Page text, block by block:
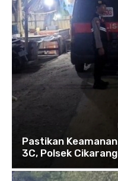
Pastikan
3C, Polsek